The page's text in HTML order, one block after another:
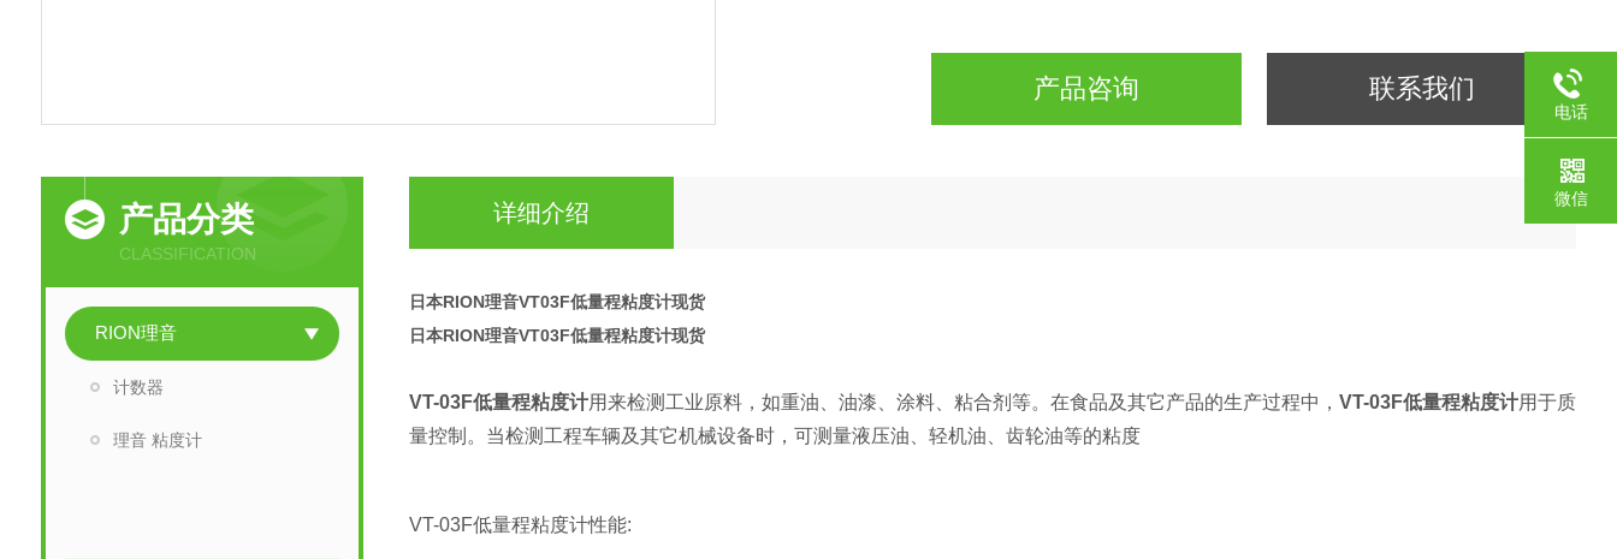
产品咨询 联系我们
产品分类
CLASSIFICATION
RION理音
计数器
理音 粘度计
详细介绍
日本RION理音VT03F低量程粘度计现货
日本RION理音VT03F低量程粘度计现货
VT-03F低量程粘度计用来检测工业原料，如重油、油漆、涂料、粘合剂等。在食品及其它产品的生产过程中，VT-03F低量程粘度计用于质
量控制。当检测工程车辆及其它机械设备时，可测量液压油、轻机油、齿轮油等的粘度
VT-03F低量程粘度计性能:
电话
微信